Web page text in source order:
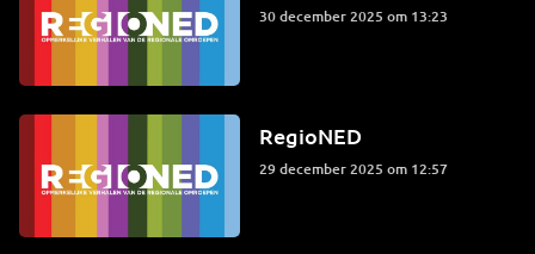
30 december 2025 om 13:23
RegioNED
29 december 2025 om 12:57